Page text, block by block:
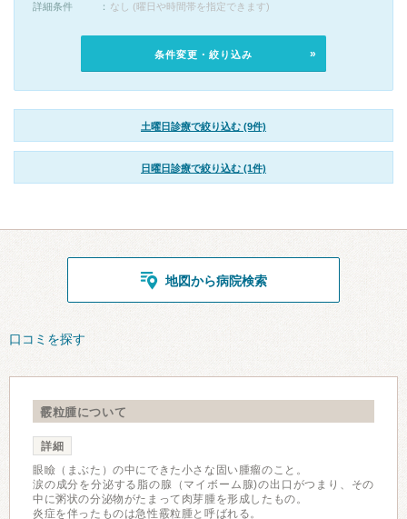
詳細条件
なし (曜日や時間帯を指定できます)
条件変更・絞り込み
土曜日診療で絞り込む (9件)
日曜日診療で絞り込む (1件)
地図から病院検索
口コミを探す
霰粒腫について
詳細
眼瞼（まぶた）の中にできた小さな固い腫瘤のこと。
涙の成分を分泌する脂の腺（マイボーム腺)の出口がつまり、その
中に粥状の分泌物がたまって肉芽腫を形成したもの。
炎症を伴ったものは急性霰粒腫と呼ばれる。